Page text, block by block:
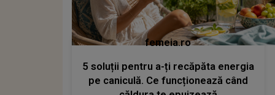
femeia.ro
5 soluții pentru a-ți recăpăta energia
pe caniculă. Ce funcționează când